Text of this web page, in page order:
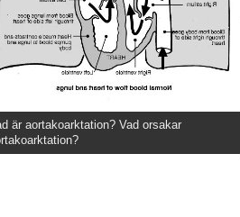
är aortakoarktation? Vad orsakar